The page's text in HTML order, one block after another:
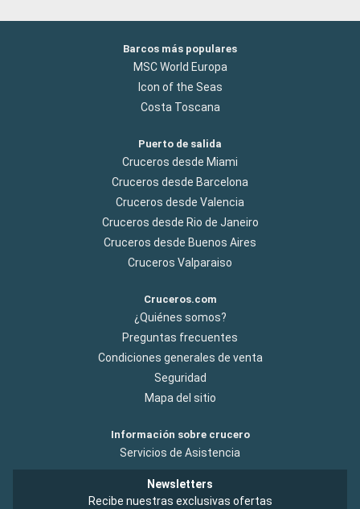
Barcos más populares
MSC World Europa
Icon of the Seas
Costa Toscana
Puerto de salida
Cruceros desde Miami
Cruceros desde Barcelona
Cruceros desde Valencia
Cruceros desde Rio de Janeiro
Cruceros desde Buenos Aires
Cruceros Valparaiso
Cruceros.com
¿Quiénes somos?
Preguntas frecuentes
Condiciones generales de venta
Seguridad
Mapa del sitio
Información sobre crucero
Servicios de Asistencia
Newsletters
Recibe nuestras exclusivas ofertas